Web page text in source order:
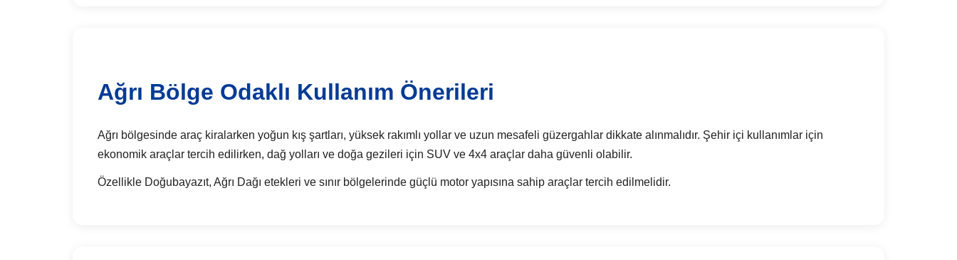
Ağrı Bölge Odaklı Kullanım Önerileri
Ağrı bölgesinde araç kiralarken yoğun kış şartları, yüksek rakımlı yollar ve uzun mesafeli güzergahlar dikkate alınmalıdır. Şehir içi kullanımlar için
ekonomik araçlar tercih edilirken, dağ yolları ve doğa gezileri için SUV ve 4x4 araçlar daha güvenli olabilir.
Özellikle Doğubayazıt, Ağrı Dağı etekleri ve sınır bölgelerinde güçlü motor yapısına sahip araçlar tercih edilmelidir.